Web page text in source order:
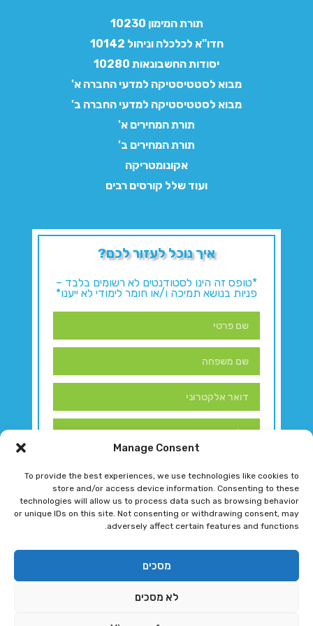
Manage Consent
To provide the best experiences, we use technologies like cookies to
store and/or access device information. Consenting to these
technologies will allow us to process data such as browsing behavior
or unique IDs on this site. Not consenting or withdrawing consent, may
adversely affect certain features and functions.
מסכים
לא מסכים
תורת המימון 10230
חדו"א לכלכלה וניהול 10142
יסודות החשבונאות 10280
מבוא לסטטיסטיקה למדעי החברה א'
מבוא לסטטיסטיקה למדעי החברה ב'
תורת המחירים א'
תורת המחירים ב'
אקונומטריקה
ועוד שלל קורסים רבים
איך נוכל לעזור לכם?
*טופס זה הינו לסטודנטים לא רשומים בלבד –
פניות בנושא תמיכה ו/או חומר לימודי לא ייענו*